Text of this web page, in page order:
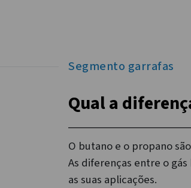
Segmento garrafas
Qual a
O butano e o propano
As diferenças entre o
as suas aplicações.